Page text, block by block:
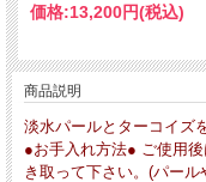
価格:13,200円(税込)
商品説明
淡水パールとターコイズ
●お手入れ方法● ご使用
き取って下さい。(パー